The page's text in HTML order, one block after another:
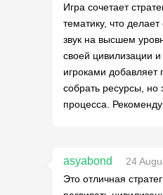
Игра сочетает
тематику, что
звук на высшем
своей цивилизации
игроками добавляет
собрать ресурсы, но
процесса.
asyabond
24
Это отличная